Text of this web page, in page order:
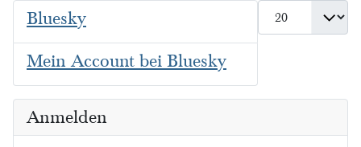
Anzeige #
Bluesky
Mein Account bei Bluesky
Anmelden